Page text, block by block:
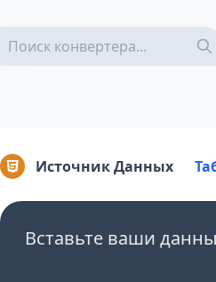
Источник Данных
Вставьте ваши